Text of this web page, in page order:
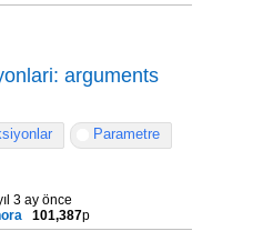
arguments
Parametre
3 ay önce
101,387p